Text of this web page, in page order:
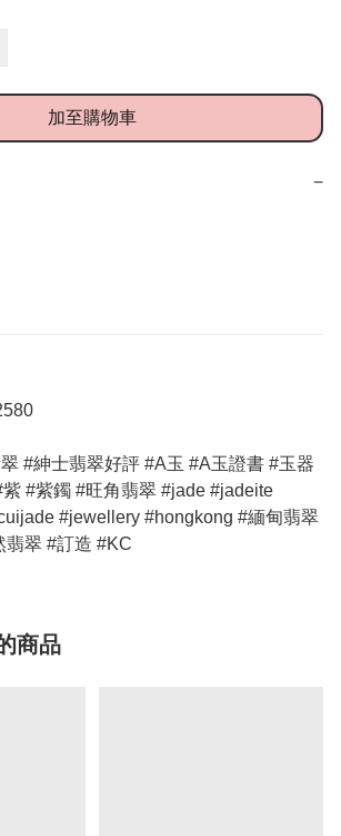
加至購物車
−
#紳士翡翠好評 #A玉 #A玉證書 #玉器
#紫鐲 #旺角翡翠 #jade #jadeite
#jewellery #hongkong #緬甸翡翠
翡翠 #訂造 #KC
商品